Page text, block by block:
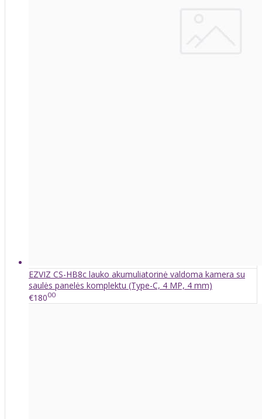
EZVIZ CS-HB8c lauko akumuliatorinė valdoma kamera su
saulės panelės komplektu (Type-C, 4 MP, 4 mm)
€18000